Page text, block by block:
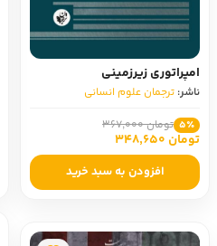
امپراتوری زیرزمینی
ناشر: ترجمان علوم انسانی
5٪ تومان 367,000
تومان 348,650
افزودن به سبد خرید